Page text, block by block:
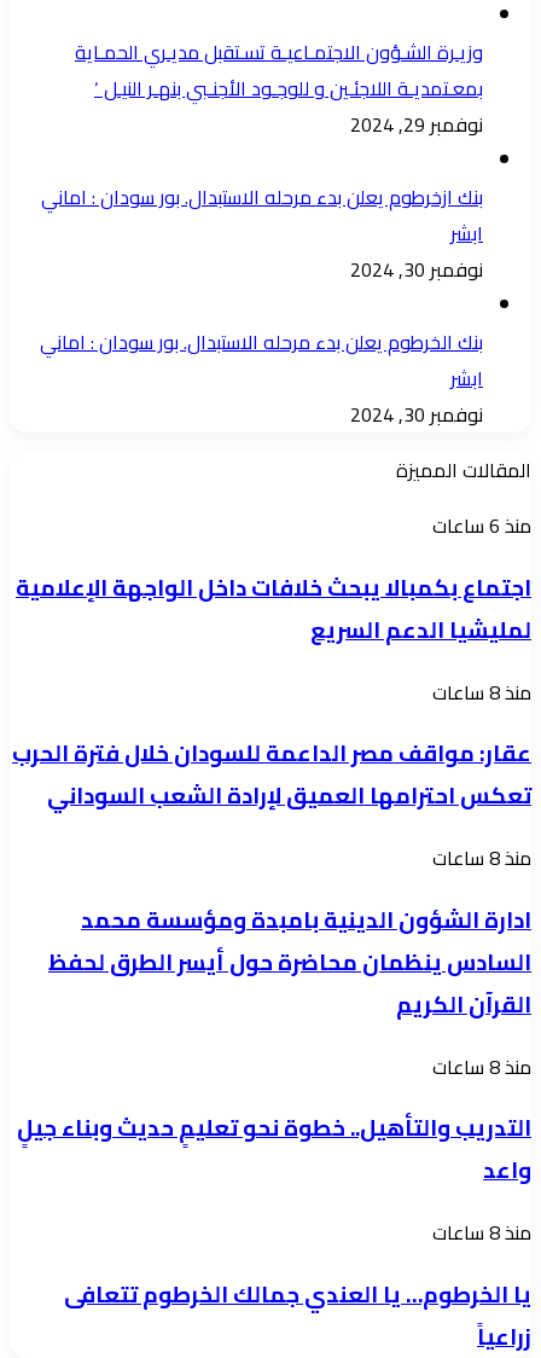
وزيـرة الشـؤون الاجتمـاعيـة تسـتقبل مديـري الحمـاية
بمعـتمديـة اللاجئـين و للوجـود الأجنـبي بنهـر النيـل ‘
نوفمبر 29, 2024
بنك ازخرطوم يعلن بدء مرحله الاستبدال. بور سودان : اماني
ابشر
نوفمبر 30, 2024
بنك الخرطوم يعلن بدء مرحله الاستبدال. بور سودان : اماني
ابشر
نوفمبر 30, 2024
المقالات المميزة
اجتماع
يبحث
خلافات
الواجهة
الإعلامية
لمليشيا
الدعم
السريع
منذ 6 ساعات
اجتماع بكمبالا يبحث خلافات داخل الواجهة الإعلامية
لمليشيا الدعم السريع
عقار:
مصر
الداعمة
خلال
فترة
الحرب
تعكس
احترامها
العميق
الشعب
السوداني
منذ 8 ساعات
عقار: مواقف مصر الداعمة للسودان خلال فترة الحرب
تعكس احترامها العميق لإرادة الشعب السوداني
ادارة
الدينية
بامبدة
ومؤسسة
السادس
ينظمان
محاضرة
حول
أيسر
لحفظ
القرآن
منذ 8 ساعات
ادارة الشؤون الدينية بامبدة ومؤسسة محمد
السادس ينظمان محاضرة حول أيسر الطرق لحفظ
القرآن الكريم
التدريب
خطوة
نحو
حديث
وبناء
جيلٍ
منذ 8 ساعات
التدريب والتأهيل.. خطوة نحو تعليمٍ حديث وبناء جيلٍ
واعد
يا
يا
العندي
منذ 8 ساعات
يا الخرطوم… يا العندي جمالك الخرطوم تتعافى
زراعياً